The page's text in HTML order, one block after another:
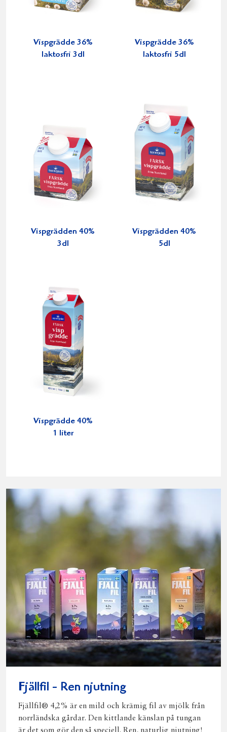
Vispgrädde 36%
laktosfri 3dl
Vispgrädde 36%
laktosfri 5dl
Vispgrädden 40%
3dl
Vispgrädden 40%
5dl
Vispgrädde 40%
1 liter
Fjällfil - Ren njutning
Fjällfil® 4,2% är en mild och krämig fil av mjölk från
norrländska gårdar. Den kittlande känslan på tungan